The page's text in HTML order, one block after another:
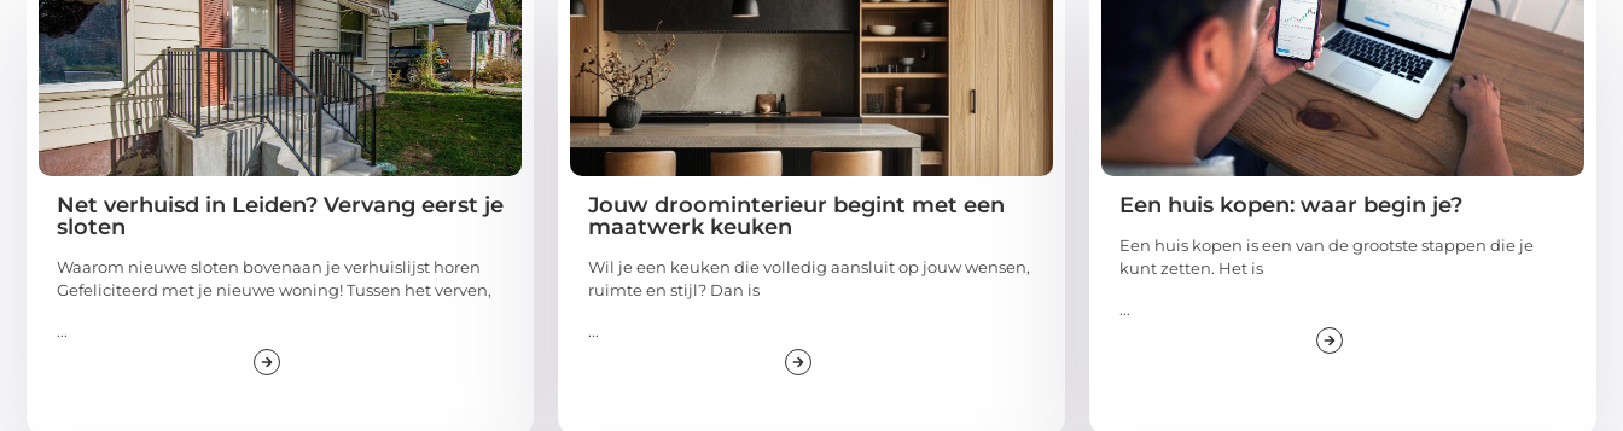
Net verhuisd in Leiden? Vervang eerst je
sloten
Waarom nieuwe sloten bovenaan je verhuislijst horen
Gefeliciteerd met je nieuwe woning! Tussen het verven,
...
Jouw droominterieur begint met een
maatwerk keuken
Wil je een keuken die volledig aansluit op jouw wensen,
ruimte en stijl? Dan is
...
Een huis kopen: waar begin je?
Een huis kopen is een van de grootste stappen die je
kunt zetten. Het is
...